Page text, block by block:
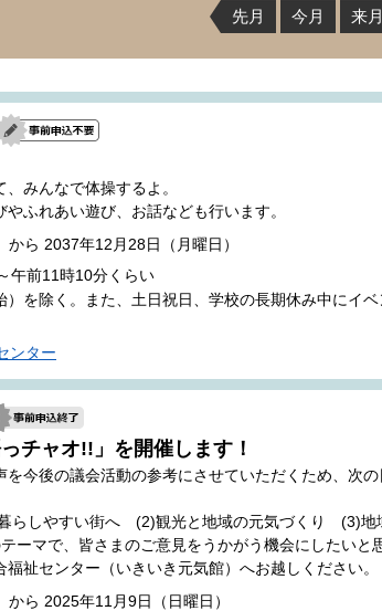
先月 今月 来月
みんなで体操するよ。
ふれあい遊び、お話なども行います。
ら 2037年12月28日（月曜日）
午前11時10分くらい
を除く。また、土日祝日、学校の長期休み中にイ
ンター
チャオ!!」を開催します！
今後の議会活動の参考にさせていただくため、次
らしやすい街へ (2)観光と地域の元気づくり (3)地
ーマで、皆さまのご意見をうかがう機会にしたいと
祉センター（いきいき元気館）へお越しください。
ら 2025年11月9日（日曜日）